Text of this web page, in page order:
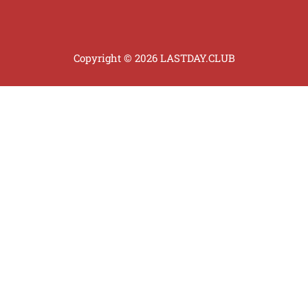
Copyright © 2026 LASTDAY.CLUB